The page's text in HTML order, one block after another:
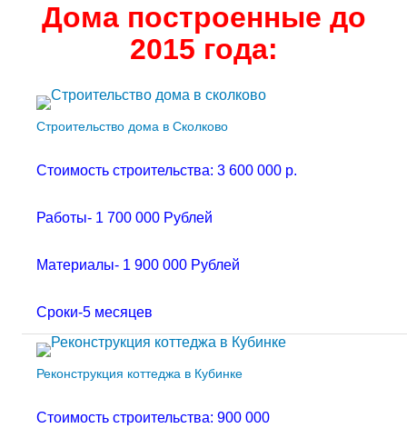
Дома построенные до
2015 года:
Строительство дома в Сколково
Стоимость строительства: 3 600 000 р.
Работы- 1 700 000 Рублей
Материалы- 1 900 000 Рублей
Сроки-5 месяцев
Реконструкция коттеджа в Кубинке
Стоимость строительства: 900 000